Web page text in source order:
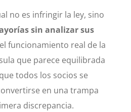
no es infringir la ley, sino
sin analizar sus
funcionamiento real de la
que parece equilibrada
todos los socios se
en una trampa
discrepancia.